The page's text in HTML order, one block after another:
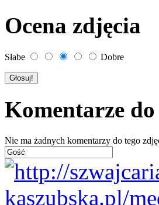
Ocena zdjęcia
Słabe Dobre
Komentarze
Nie ma żadnych komentarzy do tego